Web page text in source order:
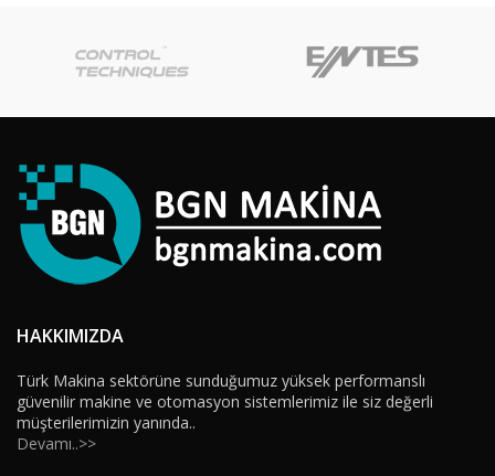
HAKKIMIZDA
Türk Makina sektörüne sunduğumuz yüksek performanslı
güvenilir makine ve otomasyon sistemlerimiz ile siz değerli
müşterilerimizin yanında..
Devamı..>>